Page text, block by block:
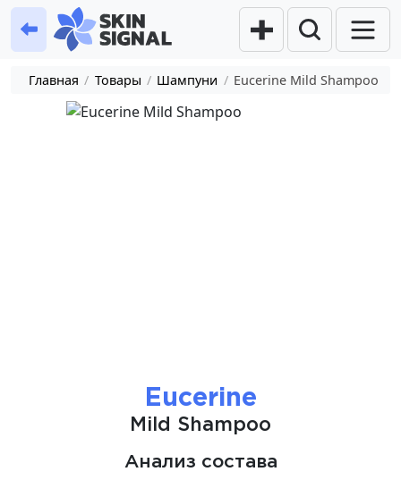
Главная / Товары / Шампуни / Eucerine Mild Shampoo
Eucerine
Mild Shampoo
Анализ состава